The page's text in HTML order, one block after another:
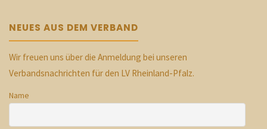
NEUES AUS DEM VERBAND
Wir freuen uns über die Anmeldung bei unseren
Verbandsnachrichten für den LV Rheinland-Pfalz.
Name